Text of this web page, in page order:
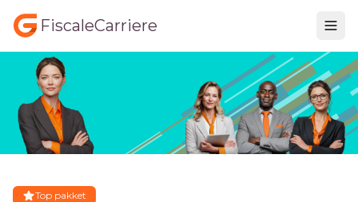
FiscaleCarriere
Top pakket